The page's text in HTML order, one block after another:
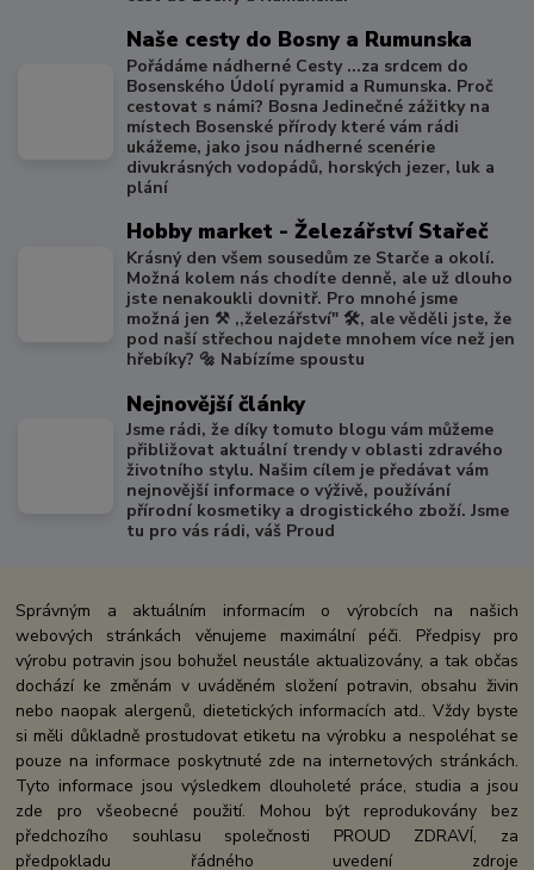
Naše cesty do Bosny a Rumunska
Pořádáme nádherné Cesty ...za srdcem do
Bosenského Údolí pyramid a Rumunska. Proč
cestovat s námi? Bosna Jedinečné zážitky na
místech Bosenské přírody které vám rádi
ukážeme, jako jsou nádherné scenérie
divukrásných vodopádů, horských jezer, luk a
plání
Hobby market - Železářství Stařeč
Krásný den všem sousedům ze Starče a okolí.
Možná kolem nás chodíte denně, ale už dlouho
jste nenakoukli dovnitř. Pro mnohé jsme
možná jen ⚒️ ,,železářství" 🛠️, ale věděli jste, že
pod naší střechou najdete mnohem více než jen
hřebíky? 🔩 Nabízíme spoustu
Nejnovější články
Jsme rádi, že díky tomuto blogu vám můžeme
přibližovat aktuální trendy v oblasti zdravého
životního stylu. Našim cílem je předávat vám
nejnovější informace o výživě, používání
přírodní kosmetiky a drogistického zboží. Jsme
tu pro vás rádi, váš Proud
Správným a aktuálním informacím o výrobcích na našich
webových stránkách věnujeme maximální péči. Předpisy pro
výrobu potravin jsou bohužel neustále aktualizovány, a tak občas
dochází ke změnám v uváděném složení potravin, obsahu živin
nebo naopak alergenů, dietetických informacích atd.. Vždy byste
si měli důkladně prostudovat etiketu na výrobku a nespoléhat se
pouze na informace poskytnuté zde na internetových stránkách.
Tyto informace jsou výsledkem dlouholeté práce, studia a jsou
zde pro všeobecné použití. Mohou být reprodukovány bez
předchozího souhlasu společnosti PROUD ZDRAVÍ, za
předpokladu řádného uvedení zdroje